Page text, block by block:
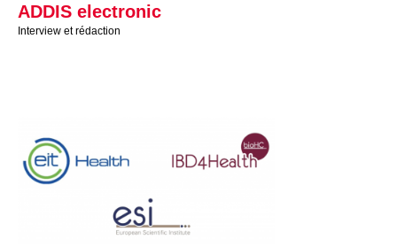
ADDIS electronic
Interview et rédaction